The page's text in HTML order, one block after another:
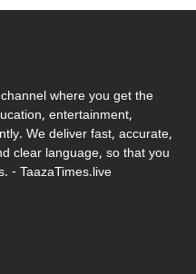
where you get the
entertainment,
We deliver fast, accurate,
clear language, so that you
- TaazaTimes.live